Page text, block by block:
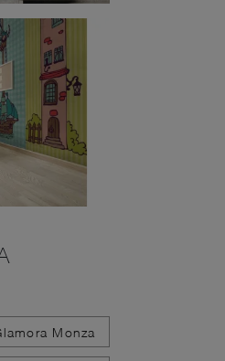
Monza